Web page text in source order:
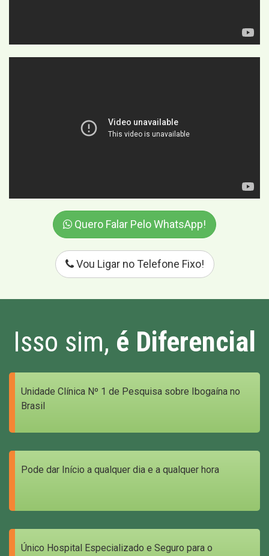
Quero Falar Pelo WhatsApp!
Vou Ligar no Telefone Fixo!
Isso sim, é Diferencial
Unidade Clínica Nº 1 de Pesquisa sobre Ibogaína no
Brasil
Pode dar Início a qualquer dia e a qualquer hora
Único Hospital Especializado e Seguro para o